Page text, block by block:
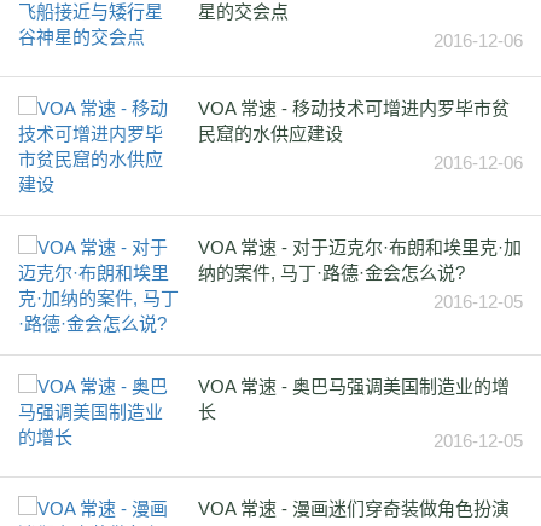
星的交会点
2016-12-06
VOA 常速 - 移动技术可增进内罗毕市贫
民窟的水供应建设
2016-12-06
VOA 常速 - 对于迈克尔·布朗和埃里克·加
纳的案件, 马丁·路德·金会怎么说?
2016-12-05
VOA 常速 - 奥巴马强调美国制造业的增
长
2016-12-05
VOA 常速 - 漫画迷们穿奇装做角色扮演